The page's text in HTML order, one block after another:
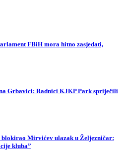
FBiH mora hitno zasjedati,
Grbavici: Radnici KJKP Park spriječili
blokirao Mirvićev ulazak u Željezničar:
kluba”